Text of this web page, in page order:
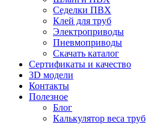
Седелки ПВХ
Клей для труб
Электроприводы
Пневмоприводы
Скачать каталог
Сертификаты и качество
3D модели
Контакты
Полезное
Блог
Калькулятор веса труб